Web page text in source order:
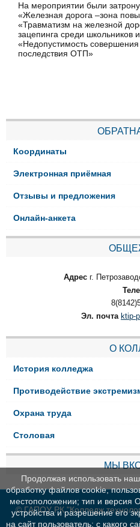
На мероприятии были
«Железная дорога –зона
«Травматизм на железной
зацепинга среди школьников и
«Недопустимость
последствия ОТП»
Координаты
Электронная приёмная
Отзывы и предложения
Онлайн-анкета
Адрес г.
Эл. почта ktip-
О
История колледжа
Противодействие
Охрана труда
Столовая
МЫ
© ГАПОУ РК "Колледж
Продолжая использовать
обработку файлов cookie,
местоположении; тип и версия
устройства и разрешение его
на сайт пользователь; с какого